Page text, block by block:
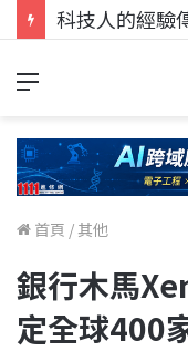
首頁 /其他
銀行木馬
定全球400